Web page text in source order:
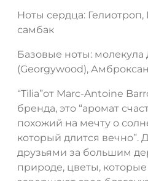
Ноты сердца:
самбак
Базовые ноты:
(Georgywood), Амброксан
“Tilia”от Marc-Antoine
бренда, это “аромат
похожий на мечту о
который длится вечно”.
друзьями за большим
природе, цветы, которые